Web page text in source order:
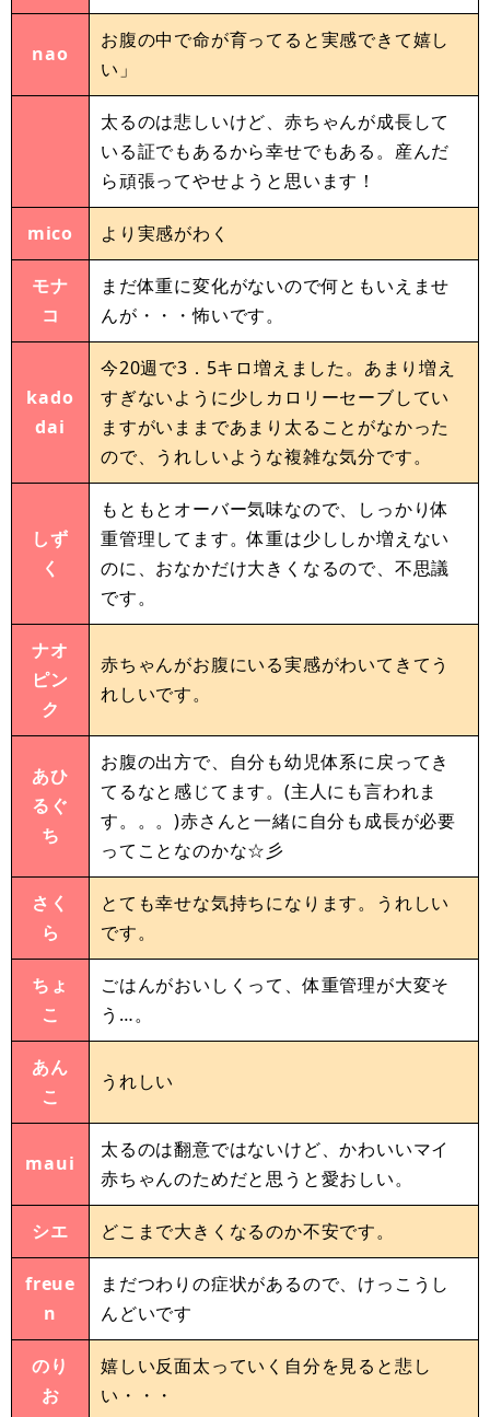
nao
お腹の中で命が育ってると実感できて嬉し
い」
太るのは悲しいけど、赤ちゃんが成長して
いる証でもあるから幸せでもある。産んだ
ら頑張ってやせようと思います！
mico より実感がわく
モナ
コ
まだ体重に変化がないので何ともいえませ
んが・・・怖いです。
kado
dai
今20週で3．5キロ増えました。あまり増え
すぎないように少しカロリーセーブしてい
ますがいままであまり太ることがなかった
ので、うれしいような複雑な気分です。
しず
く
もともとオーバー気味なので、しっかり体
重管理してます。体重は少ししか増えない
のに、おなかだけ大きくなるので、不思議
です。
ナオ
ピン
ク
赤ちゃんがお腹にいる実感がわいてきてう
れしいです。
あひ
るぐ
ち
お腹の出方で、自分も幼児体系に戻ってき
てるなと感じてます。(主人にも言われま
す。。。)赤さんと一緒に自分も成長が必要
ってことなのかな☆彡
さく
ら
とても幸せな気持ちになります。うれしい
です。
ちょ
こ
ごはんがおいしくって、体重管理が大変そ
う…。
あん
こ
うれしい
maui
太るのは翻意ではないけど、かわいいマイ
赤ちゃんのためだと思うと愛おしい。
シエ どこまで大きくなるのか不安です。
freue
n
まだつわりの症状があるので、けっこうし
んどいです
のり
お
嬉しい反面太っていく自分を見ると悲し
い・・・